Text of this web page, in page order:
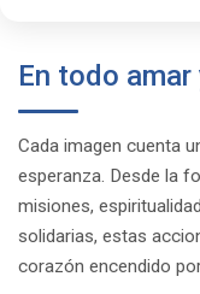
En todo amar
Cada imagen cuenta
esperanza. Desde la
misiones,
solidarias, estas
corazón encendido